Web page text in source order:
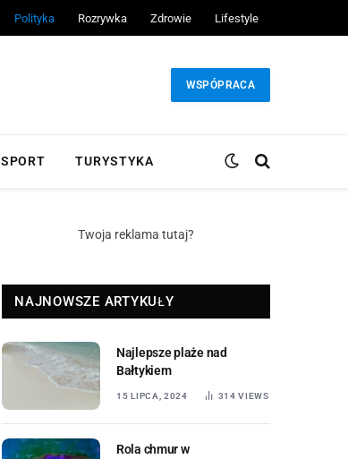
Polityka Rozrywka Zdrowie Lifestyle
WSPÓPRACA
SPORT TURYSTYKA
Twoja reklama tutaj?
NAJNOWSZE ARTYKUŁY
Najlepsze plaże nad
Bałtykiem
15 LIPCA, 2024 314VIEWS
Rola chmur w